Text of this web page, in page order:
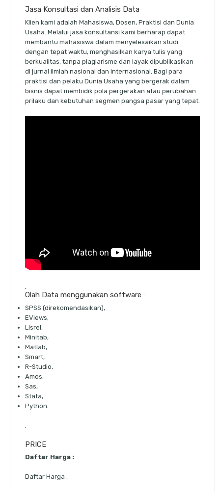
Jasa Konsultasi dan Analisis Data
Klien kami adalah Mahasiswa, Dosen, Praktisi dan Dunia
Usaha. Melalui jasa konsultansi kami berharap dapat
membantu mahasiswa dalam menyelesaikan studi
dengan tepat waktu, menghasilkan karya tulis yang
berkualitas, tanpa plagiarisme dan layak dipublikasikan
di jurnal ilmiah nasional dan internasional. Bagi para
praktisi dan pelaku Dunia Usaha yang bergerak dalam
bisnis dapat membidik pola pergerakan atau perubahan
prilaku dan kebutuhan segmen pangsa pasar yang tepat.
.
Olah Data menggunakan software :
SPSS (direkomendasikan),
EViews,
Lisrel,
Minitab,
Matlab,
Smart,
R-Studio,
Amos,
Sas,
Stata,
Python.
PRICE
Daftar Harga :
Daftar Harga :